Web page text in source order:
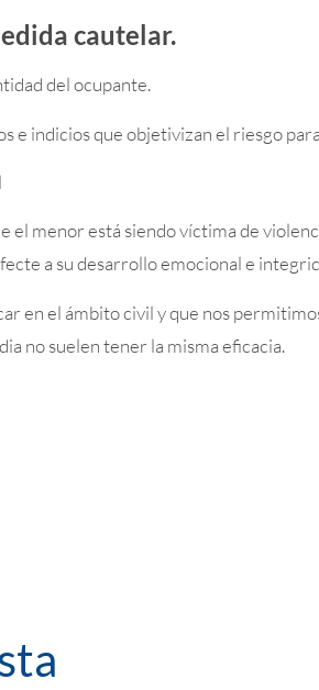
cautelar.
del ocupante.
e indicios que objetivizan el riesgo
el menor está siendo víctima de
a su desarrollo emocional e
en el ámbito civil y que nos
no suelen tener la misma eficacia.